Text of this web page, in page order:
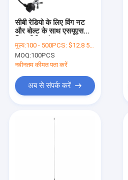
सीबी रेडियो के लिए विंग नट
और बोल्ट के साथ एसयूएस
मेगाहर्ट्ज एंटीना;
मूल्य:100 - 500PCS: $12.8 500-1000PCS: $ 10.8 1000-3000PCS:$8.8 >3000PCS $7.8
MOQ:100PCS
नवीनतम कीमत पता करें
अब से संपर्क करें